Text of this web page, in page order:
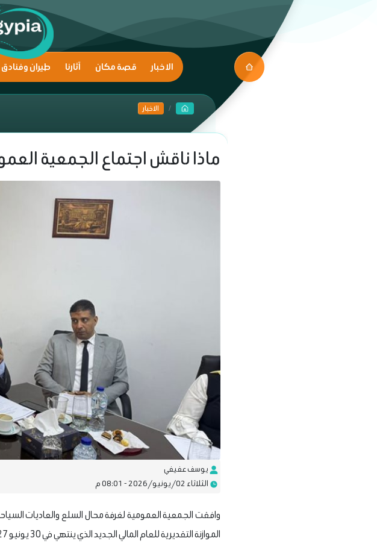
الاخبار قصة مكان آثارنا طيران وفنادق
الاخبار
ماذا ناقش اجتماع الجمعية
يوسف عفيفي
الثلاثاء 02/يونيو/2026 - 08:01 م
الموازنة التقديرية للعام المالي الجديد الذي ينتهي في 30 يونيو 2027.